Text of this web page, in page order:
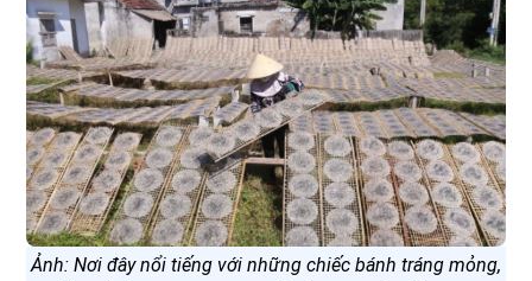
Ảnh: Nơi đây nổi tiếng với những chiếc bánh tráng mỏng,